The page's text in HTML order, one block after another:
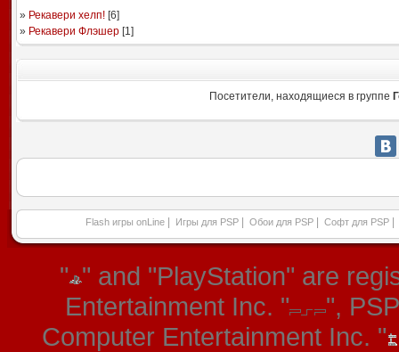
» Рекавери хелп![6]
» Рекавери Флэшер[1]
Посетители, находящиеся в группе
Flash игры onLine Игры для PSP Обои для PSP Софт для PSP
" " and "PlayStation" are
Entertainment Inc. "
",
Computer Entertainment Inc. "